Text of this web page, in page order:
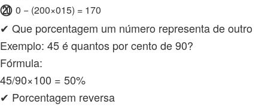
⑳ 0 − (200×015) = 170
✔ Que porcentagem um número representa de outro
Exemplo: 45 é quantos por cento de 90?
Fórmula:
45/90×100 = 50%
✔ Porcentagem reversa